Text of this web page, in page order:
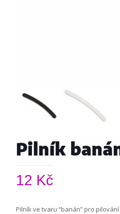
Pilník
12 Kč
Pilník ve tvaru “banán” pro